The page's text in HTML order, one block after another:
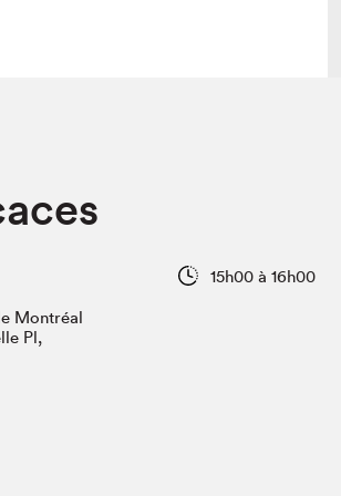
Programmation dans la ville
Vidéos et balados15h00 à 16h00
Montréal
Pl,